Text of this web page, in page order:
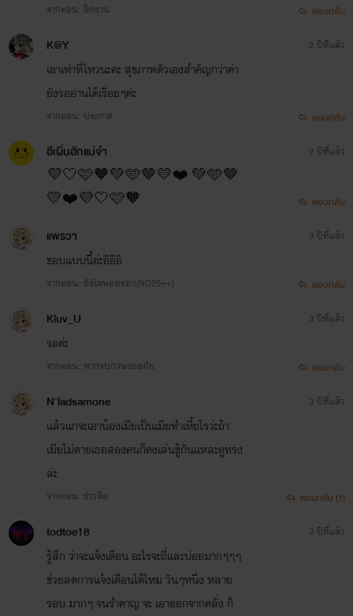
จากตอน: ฝึกงาน ตอบกลับ
K@Y
เอาเท่่าที่ไหวนะคะ สุขภาพตัวเองสำคัญกว่าค่า
ยังรออ่านได้เรื่อยๆค่ะ
จากตอน: ประกาศ
2 ปีที่แล้ว
ตอบกลับ
อีเผิ่นฮักแม่จ๋า
💜🤍🩷🧡💚🩵🤎💛❤️ 💚🩵🤎
💛❤️💜🤍🩷🧡
2 ปีที่แล้ว
ตอบกลับ
แพรวา
ชอบแบบนี้อ่ะอิอิอิ
จากตอน: ยังไม่พอหรอก(NC25++)
3 ปีที่แล้ว
ตอบกลับ
Kluv_U
รอค่ะ
จากตอน: หากรบกวนขออภัย
3 ปีที่แล้ว
ตอบกลับ
N'ladsamone
เเล้วเเกจะเอาน้องเมียเป็นเมียทำเหี้ยไรว่ะถ้า
เมียไม่ตายเธอสองคนก็คงเล่นชู้กันเเหละดูทรง
ล่ะ
จากตอน: ข่าวลือ
3 ปีที่แล้ว
ตอบกลับ (1)
todtoe18
รู้สึก ว่าจะแจ้งเตือน อะไรจะถี่และบ่อยมากๆๆๆ
ช่วยลดการแจ้งเตือนได้ไหม วันๆหนึ่ง หลาย
รอบ มากๆ จนรำคาญ จะ เอาออกจากคลั่ง ก็
3 ปีที่แล้ว